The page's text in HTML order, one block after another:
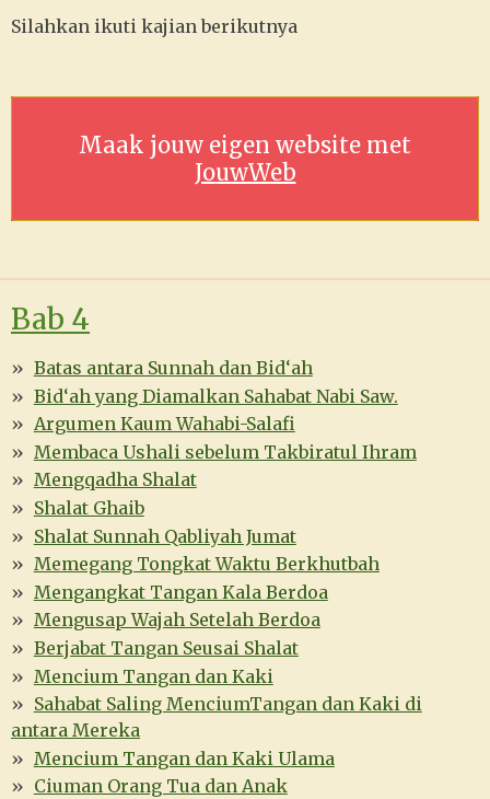
Silahkan ikuti kajian berikutnya
Maak jouw eigen website met
JouwWeb
Bab 4
Batas antara Sunnah dan Bid‘ah
Bid‘ah yang Diamalkan Sahabat Nabi Saw.
Argumen Kaum Wahabi-Salafi
Membaca Ushali sebelum Takbiratul Ihram
Mengqadha Shalat
Shalat Ghaib
Shalat Sunnah Qabliyah Jumat
Memegang Tongkat Waktu Berkhutbah
Mengangkat Tangan Kala Berdoa
Mengusap Wajah Setelah Berdoa
Berjabat Tangan Seusai Shalat
Mencium Tangan dan Kaki
Sahabat Saling MenciumTangan dan Kaki di
antara Mereka
Mencium Tangan dan Kaki Ulama
Ciuman Orang Tua dan Anak